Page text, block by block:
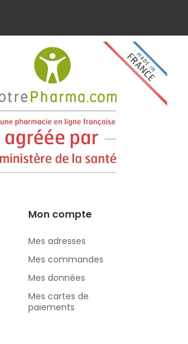
Mon compte
Mes adresses
Mes commandes
Mes données
Mes cartes de
paiements